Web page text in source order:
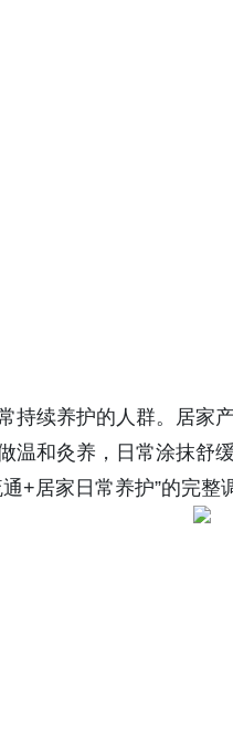
持续养护的人群。居家
温和灸养，日常涂抹舒
+居家日常养护”的完整